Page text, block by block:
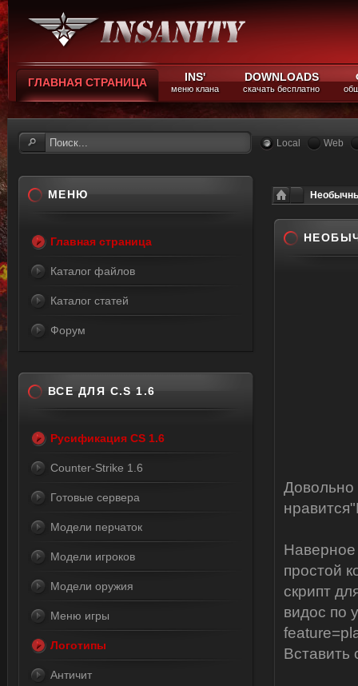
ГЛАВНАЯ СТРАНИЦА INS'
меню клана
DOWNLOADS
скачать бесплатно
Local Web
Довольно
Наверное
простой
скрипт
видос по
Вставить
МЕНЮ
Главная страница
Каталог файлов
Каталог статей
Форум
ВСЕ ДЛЯ C.S 1.6
Русификация CS 1.6
Counter-Strike 1.6
Готовые сервера
Модели перчаток
Модели игроков
Модели оружия
Меню игры
Логотипы
Античит